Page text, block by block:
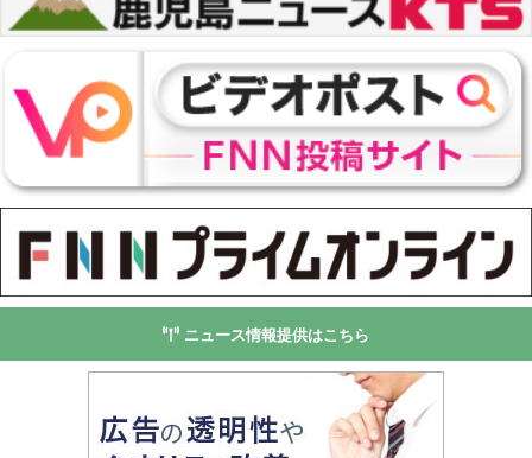
ニュース情報提供はこちら